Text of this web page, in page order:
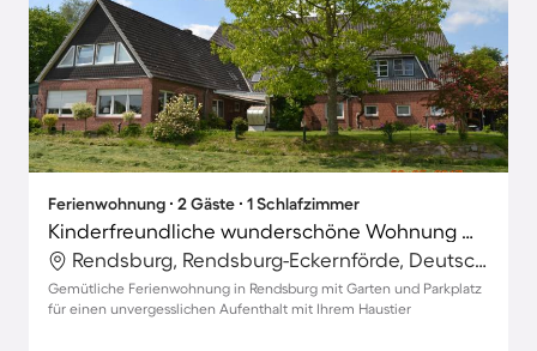
Ferienwohnung ∙ 2 Gäste ∙ 1 Schlafzimmer
Kinderfreundliche wunderschöne Wohnung mit Terrasse, Grill und Garten | Hunde erlaubt
Rendsburg, Rendsburg-Eckernförde, Deutschland
Gemütliche Ferienwohnung in Rendsburg mit Garten und Parkplatz
für einen unvergesslichen Aufenthalt mit Ihrem Haustier